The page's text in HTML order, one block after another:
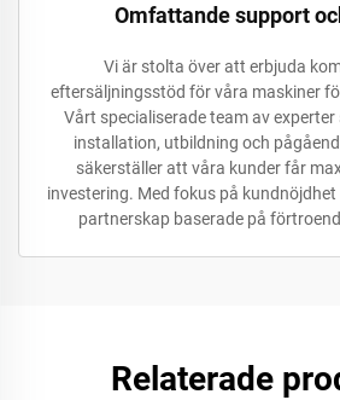
Omfattande support
Vi är stolta över att erbjuda
eftersäljningsstöd för våra maskiner
Vårt specialiserade team av
installation, utbildning och
säkerställer att våra kunder får
investering. Med fokus på
partnerskap baserade på
Relaterade